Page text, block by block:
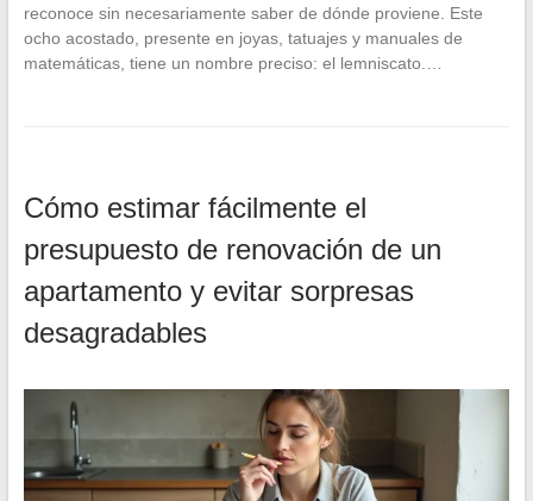
reconoce sin necesariamente saber de dónde proviene. Este
ocho acostado, presente en joyas, tatuajes y manuales de
matemáticas, tiene un nombre preciso: el lemniscato.…
Cómo estimar fácilmente el
presupuesto de renovación de un
apartamento y evitar sorpresas
desagradables